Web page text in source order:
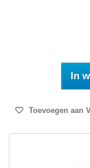
In
Toevoegen aan